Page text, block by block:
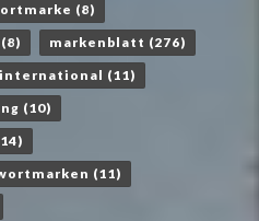
(8)
(8) markenblatt (276)
(11)
(10)
(11)